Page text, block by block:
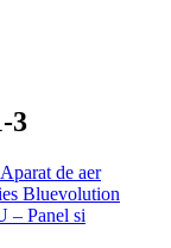
3
Aparat de aer
Bluevolution
– Panel si